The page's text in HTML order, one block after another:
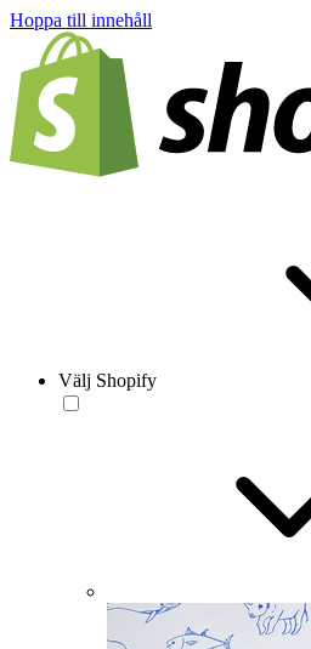
Hoppa till innehåll
Välj Shopify